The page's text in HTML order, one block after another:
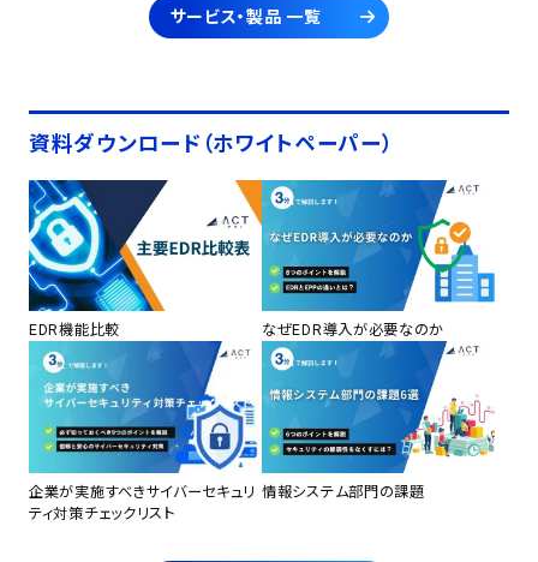
サービス・製品 一覧
資料ダウンロード（ホワイトペーパー）
EDR機能比較 なぜEDR導入が必要なのか
企業が実施すべきサイバーセキュリ
ティ対策チェックリスト
情報システム部門の課題